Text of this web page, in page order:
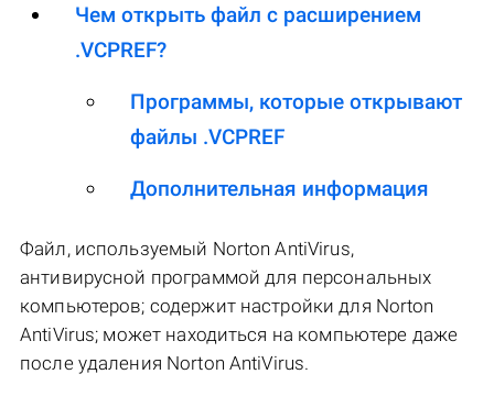
Чем открыть файл с расширением
.VCPREF?
Программы, которые открывают
файлы .VCPREF
Дополнительная информация
Файл, используемый Norton AntiVirus,
антивирусной программой для персональных
компьютеров; содержит настройки для Norton
AntiVirus; может находиться на компьютере даже
после удаления Norton AntiVirus.